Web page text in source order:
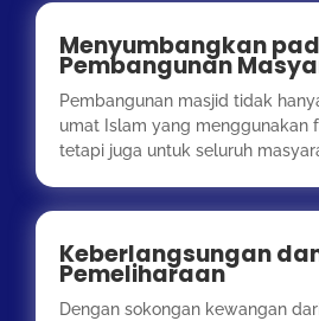
Menyumbangkan
Pembangunan
Pembangunan masjid tidak
umat Islam yang menggunakan
tetapi juga untuk seluruh
Keberlangsungan
Pemeliharaan
Dengan sokongan kewangan